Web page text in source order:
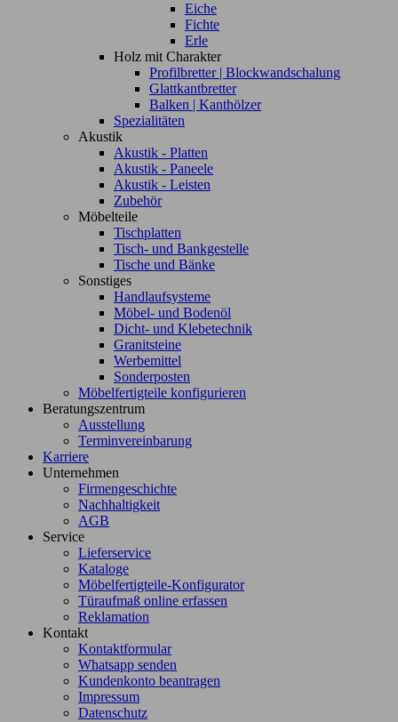
Eiche
Fichte
Erle
Holz mit Charakter
Profilbretter | Blockwandschalung
Glattkantbretter
Balken | Kanthölzer
Spezialitäten
Akustik
Akustik - Platten
Akustik - Paneele
Akustik - Leisten
Zubehör
Möbelteile
Tischplatten
Tisch- und Bankgestelle
Tische und Bänke
Sonstiges
Handlaufsysteme
Möbel- und Bodenöl
Dicht- und Klebetechnik
Granitsteine
Werbemittel
Sonderposten
Möbelfertigteile konfigurieren
Beratungszentrum
Ausstellung
Terminvereinbarung
Karriere
Unternehmen
Firmengeschichte
Nachhaltigkeit
AGB
Service
Lieferservice
Kataloge
Möbelfertigteile-Konfigurator
Türaufmaß online erfassen
Reklamation
Kontakt
Kontaktformular
Whatsapp senden
Kundenkonto beantragen
Impressum
Datenschutz